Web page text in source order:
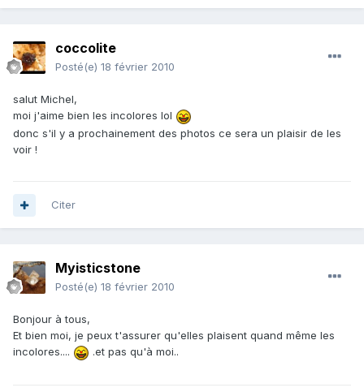
coccolite
Posté(e) 18 février 2010
salut Michel,
moi j'aime bien les incolores lol
donc s'il y a prochainement des photos ce sera un plaisir de les
voir !
Citer
Myisticstone
Posté(e) 18 février 2010
Bonjour à tous,
Et bien moi, je peux t'assurer qu'elles plaisent quand même les
incolores....
.et pas qu'à moi..